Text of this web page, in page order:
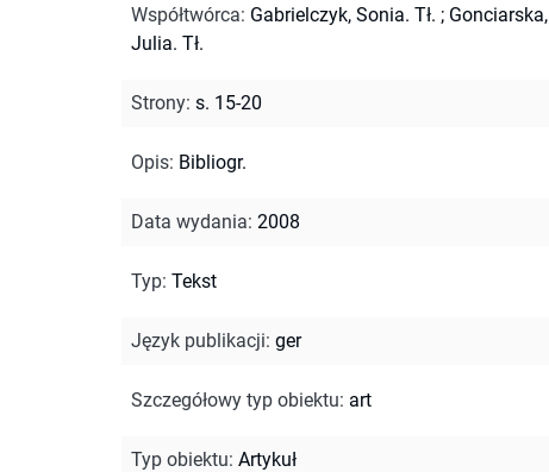
Współtwórca: Gabrielczyk, Sonia. Tł. ; Gonciarska,
Julia. Tł.
Strony: s. 15-20
Opis: Bibliogr.
Data wydania: 2008
Typ: Tekst
Język publikacji: ger
Szczegółowy typ obiektu: art
Typ obiektu: Artykuł